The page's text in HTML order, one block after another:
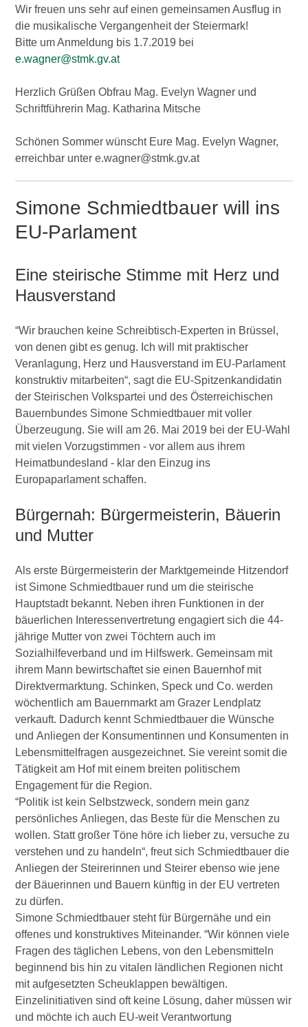
Wir freuen uns sehr auf einen gemeinsamen Ausflug in
die musikalische Vergangenheit der Steiermark!
Bitte um Anmeldung bis 1.7.2019 bei
e.wagner@stmk.gv.at
Herzlich Grüßen Obfrau Mag. Evelyn Wagner und
Schriftführerin Mag. Katharina Mitsche
Schönen Sommer wünscht Eure Mag. Evelyn Wagner,
erreichbar unter e.wagner@stmk.gv.at
Simone Schmiedtbauer will ins
EU-Parlament
Eine steirische Stimme mit Herz und
Hausverstand
“Wir brauchen keine Schreibtisch-Experten in Brüssel,
von denen gibt es genug. Ich will mit praktischer
Veranlagung, Herz und Hausverstand im EU-Parlament
konstruktiv mitarbeiten“, sagt die EU-Spitzenkandidatin
der Steirischen Volkspartei und des Österreichischen
Bauernbundes Simone Schmiedtbauer mit voller
Überzeugung. Sie will am 26. Mai 2019 bei der EU-Wahl
mit vielen Vorzugstimmen - vor allem aus ihrem
Heimatbundesland - klar den Einzug ins
Europaparlament schaffen.
Bürgernah: Bürgermeisterin, Bäuerin
und Mutter
Als erste Bürgermeisterin der Marktgemeinde Hitzendorf
ist Simone Schmiedtbauer rund um die steirische
Hauptstadt bekannt. Neben ihren Funktionen in der
bäuerlichen Interessenvertretung engagiert sich die 44-
jährige Mutter von zwei Töchtern auch im
Sozialhilfeverband und im Hilfswerk. Gemeinsam mit
ihrem Mann bewirtschaftet sie einen Bauernhof mit
Direktvermarktung. Schinken, Speck und Co. werden
wöchentlich am Bauernmarkt am Grazer Lendplatz
verkauft. Dadurch kennt Schmiedtbauer die Wünsche
und Anliegen der Konsumentinnen und Konsumenten in
Lebensmittelfragen ausgezeichnet. Sie vereint somit die
Tätigkeit am Hof mit einem breiten politischem
Engagement für die Region.
“Politik ist kein Selbstzweck, sondern mein ganz
persönliches Anliegen, das Beste für die Menschen zu
wollen. Statt großer Töne höre ich lieber zu, versuche zu
verstehen und zu handeln“, freut sich Schmiedtbauer die
Anliegen der Steirerinnen und Steirer ebenso wie jene
der Bäuerinnen und Bauern künftig in der EU vertreten
zu dürfen.
Simone Schmiedtbauer steht für Bürgernähe und ein
offenes und konstruktives Miteinander. “Wir können viele
Fragen des täglichen Lebens, von den Lebensmitteln
beginnend bis hin zu vitalen ländlichen Regionen nicht
mit aufgesetzten Scheuklappen bewältigen.
Einzelinitiativen sind oft keine Lösung, daher müssen wir
und möchte ich auch EU-weit Verantwortung